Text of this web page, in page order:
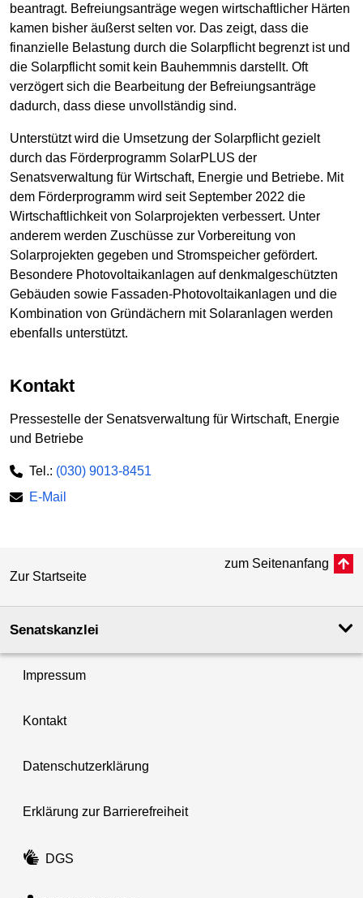
beantragt. Befreiungsanträge wegen wirtschaftlicher Härten
kamen bisher äußerst selten vor. Das zeigt, dass die
finanzielle Belastung durch die Solarpflicht begrenzt ist und
die Solarpflicht somit kein Bauhemmnis darstellt. Oft
verzögert sich die Bearbeitung der Befreiungsanträge
dadurch, dass diese unvollständig sind.
Unterstützt wird die Umsetzung der Solarpflicht gezielt
durch das Förderprogramm SolarPLUS der
Senatsverwaltung für Wirtschaft, Energie und Betriebe. Mit
dem Förderprogramm wird seit September 2022 die
Wirtschaftlichkeit von Solarprojekten verbessert. Unter
anderem werden Zuschüsse zur Vorbereitung von
Solarprojekten gegeben und Stromspeicher gefördert.
Besondere Photovoltaikanlagen auf denkmalgeschützten
Gebäuden sowie Fassaden-Photovoltaikanlagen und die
Kombination von Gründächern mit Solaranlagen werden
ebenfalls unterstützt.
Kontakt
Pressestelle der Senatsverwaltung für Wirtschaft, Energie
und Betriebe
Tel.: (030) 9013-8451
E-Mail
Zur Startseite
zum Seitenanfang
Senatskanzlei
Impressum
Kontakt
Datenschutzerklärung
Erklärung zur Barrierefreiheit
DGS